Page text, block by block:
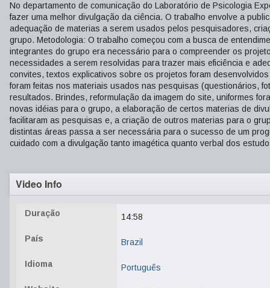
No departamento de comunicação do Laboratório de Psicologia
fazer uma melhor divulgação da ciência. O trabalho envolve a
adequação de materias a serem usados pelos pesquisadores,
grupo. Metodologia: O trabalho começou com a busca de
integrantes do grupo era necessário para o compreender os
necessidades a serem resolvidas para trazer mais eficiência e
convites, textos explicativos sobre os projetos foram
foram feitas nos materiais usados nas pesquisas (questionários,
resultados. Brindes, reformulação da imagem do site, uniformes
novas idéias para o grupo, a elaboração de certos materias de
facilitaram as pesquisas e, a criação de outros materias para o
distintas áreas passa a ser necessária para o sucesso de um
cuidado com a divulgação tanto imagética quanto verbal dos
Video Info
Duração 14:58
País Brazil
Idioma Português